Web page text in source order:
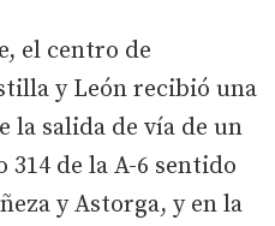
el centro de
y León recibió una
la salida de vía de un
de la A-6 sentido
y Astorga, y en la